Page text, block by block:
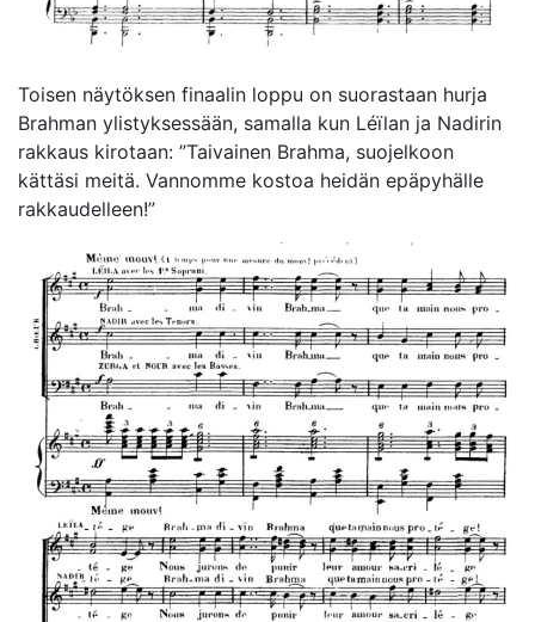
Toisen näytöksen finaalin loppu on suorastaan hurja
Brahman ylistyksessään, samalla kun Léïlan ja Nadirin
rakkaus kirotaan: ”Taivainen Brahma, suojelkoon
kättäsi meitä. Vannomme kostoa heidän epäpyhälle
rakkaudelleen!”